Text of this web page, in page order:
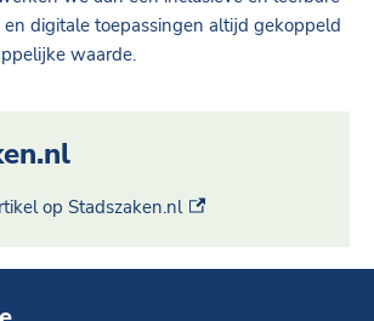
digitale toepassingen altijd gekoppeld
waarde.
op Stadszaken.nl